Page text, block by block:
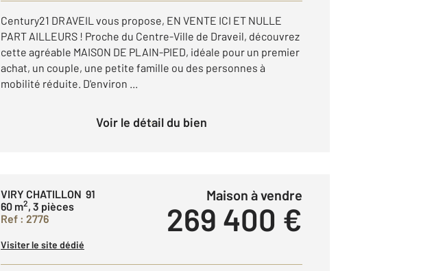
Century21 DRAVEIL vous propose, EN VENTE ICI ET NULLE
PART AILLEURS ! Proche du Centre-Ville de Draveil, découvrez
cette agréable MAISON DE PLAIN-PIED, idéale pour un premier
achat, un couple, une petite famille ou des personnes à
mobilité réduite. D'environ ...
Voir le détail du bien
VIRY CHATILLON 91
60 m2, 3 pièces
Ref : 2776
Maison à vendre
269 400 €
Visiter le site dédié